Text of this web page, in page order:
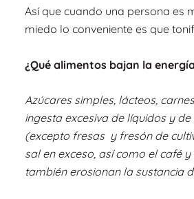
Así que cuando una persona es
miedo lo conveniente es que
¿Qué alimentos bajan la
Azúcares simples, lácteos,
ingesta excesiva de líquidos y
(excepto fresas y fresón de
sal en exceso, así como el café
también erosionan la sustancia